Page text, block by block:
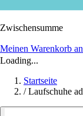
Zwischensumme
Meinen Warenkorb
Loading...
Startseite
/ Laufschuhe